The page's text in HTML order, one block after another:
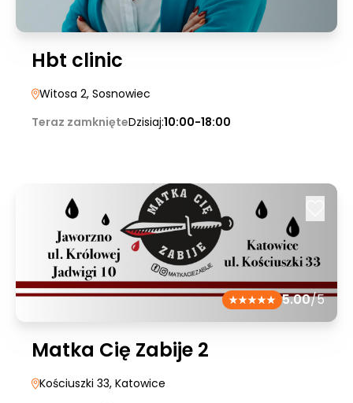
Hbt clinic
Witosa 2, Sosnowiec
Teraz zamknięteDzisiaj:10:00-18:00
5.00/5
Matka Cię Zabije 2
Kościuszki 33, Katowice